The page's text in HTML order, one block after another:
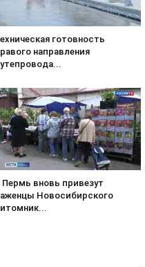
готовность
направления
Пермь вновь привезут
Новосибирского